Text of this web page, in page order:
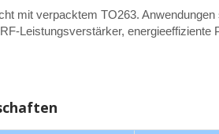
mit verpacktem TO263.
Leistungsverstärker, energieeffiziente